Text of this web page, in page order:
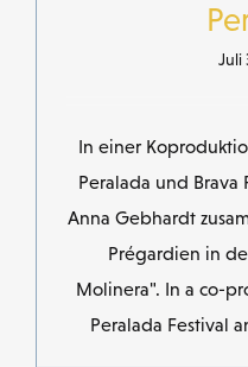
Juli
In einer
Peralada und
Anna Gebhardt
Prégardien in
Molinera". In a co-
Peralada Festival